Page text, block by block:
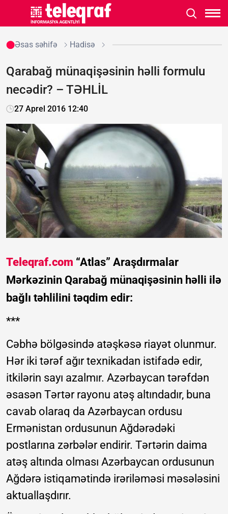
Əsas səhifə Hadisə
Qarabağ münaqişəsinin həlli formulu
necədir? – TƏHLİL
27 Aprel 2016 12:40
Teleqraf.com “Atlas” Araşdırmalar
Mərkəzinin Qarabağ münaqişəsinin həlli ilə
bağlı təhlilini təqdim edir:
***
Cəbhə bölgəsində atəşkəsə riayət olunmur.
Hər iki tərəf ağır texnikadan istifadə edir,
itkilərin sayı azalmır. Azərbaycan tərəfdən
əsasən Tərtər rayonu atəş altındadır, buna
cavab olaraq da Azərbaycan ordusu
Ermənistan ordusunun Ağdərədəki
postlarına zərbələr endirir. Tərtərin daima
atəş altında olması Azərbaycan ordusunun
Ağdərə istiqamətində irəriləməsi məsələsini
aktuallaşdırır.